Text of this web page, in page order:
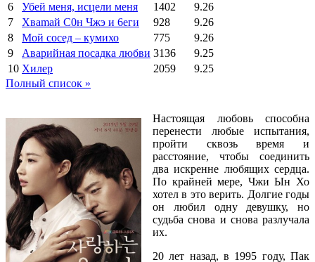
6
Убей меня, исцели меня 1402
9.26
7
Xваmай С0н Чжэ и 6еги 928
9.26
8
Мой сосед – кумихо 775
9.26
9
Аварийная посадка любви 3136
9.25
10 Хилер 2059
9.25
Полный список »
Настоящая любовь способна
перенести любые испытания,
пройти сквозь время и
расстояние, чтобы соединить
два искренне любящих сердца.
По крайней мере, Чжи Ын Хо
хотел в это верить. Долгие годы
он любил одну девушку, но
судьба снова и снова разлучала
их.
20 лет назад, в 1995 году, Пак